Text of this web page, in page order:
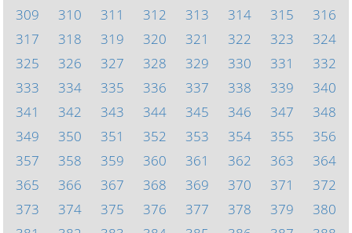
309
310 311 312 313 314 315
316
317
318 319 320 321 322 323
324
325
326 327 328 329 330 331
332
333
334 335 336 337 338 339
340
341
342 343 344 345 346 347
348
349
350 351 352 353 354 355
356
357
358 359 360 361 362 363
364
365
366 367 368 369 370 371
372
373
374 375 376 377 378 379
380